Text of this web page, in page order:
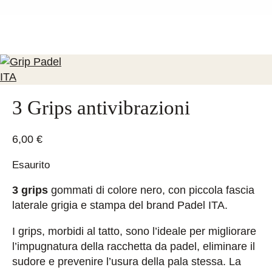
3 Grips antivibrazioni
6,00 €
Esaurito
3 grips gommati di colore nero, con piccola fascia
laterale grigia e stampa del brand Padel ITA.
I grips, morbidi al tatto, sono l’ideale per migliorare
l’impugnatura della racchetta da padel, eliminare il
sudore e prevenire l’usura della pala stessa. La